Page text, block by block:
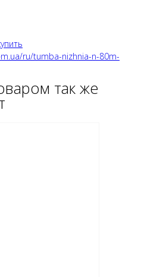
ru/tumba-nizhnia-n-80m-
так же